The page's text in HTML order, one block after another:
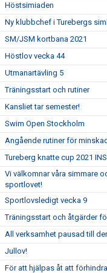
Höstsimiaden
Ny klubbchef i Turebergs
SM/JSM kortbana 2021
Höstlov vecka 44
Utmanartävling 5
Träningsstart och rutiner
Kansliet tar semester!
Swim Open Stockholm
Angående rutiner för
Tureberg knatte cup 2021
Vi välkomnar våra simmare
sportlovet!
Sportlovsledigt vecka 9
Träningsstart och åtgärder
All verksamhet pausad till
Jullov!
För att hjälpas åt att